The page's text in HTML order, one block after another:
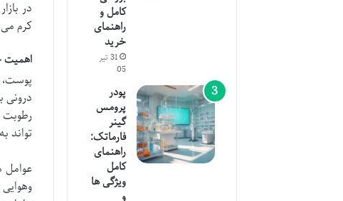
در
کرم می
اهمیت
درونی
تواند
عوامل
کامل و
راهنمای
خرید
31 تیر
05
پودر
پرومس
گینر
فارماتک:
راهنمای
کامل
ویژگی ها
و